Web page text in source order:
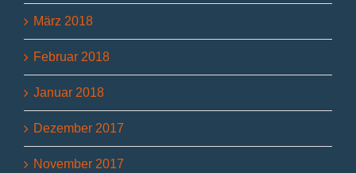
März 2018
Februar 2018
Januar 2018
Dezember 2017
November 2017